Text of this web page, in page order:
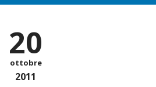
20
ottobre
2011